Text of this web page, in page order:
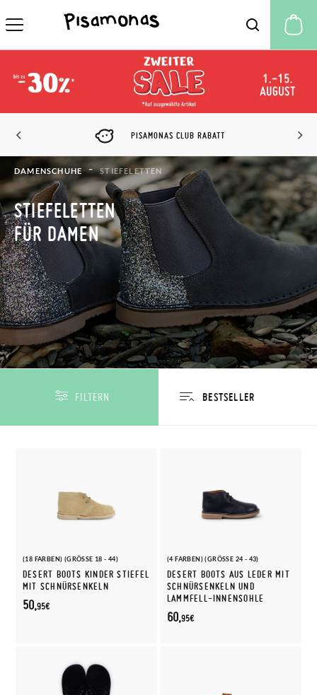
PISAMONAS CLUB RABATT
DAMENSCHUHE STIEFELETTEN
STIEFELETTEN
FÜR DAMEN
FILTERN
(18 FARBEN) (GRÖSSE 18 - 44)
DESERT BOOTS KINDER STIEFEL
MIT SCHNÜRSENKELN
50,95€
(4 FARBEN) (GRÖSSE 24 - 43)
DESERT BOOTS AUS LEDER MIT
SCHNÜRSENKELN UND
LAMMFELL-INNENSOHLE
60,95€